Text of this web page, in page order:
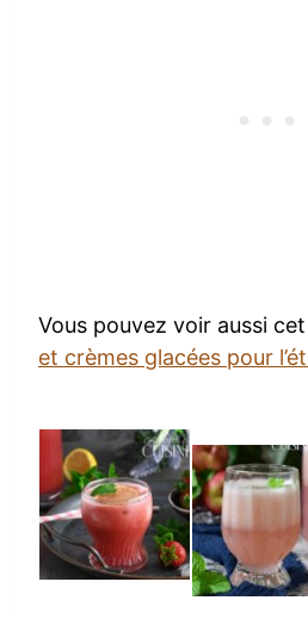
Vous pouvez voir aussi
et crèmes glacées pour